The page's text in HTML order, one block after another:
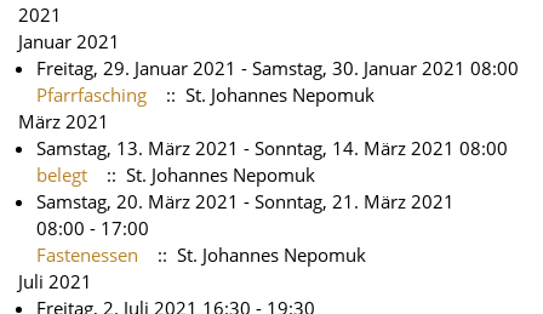
2021
Januar 2021
Freitag, 29. Januar 2021 - Samstag, 30. Januar 2021 08:00
Pfarrfasching
:: St. Johannes Nepomuk
März 2021
Samstag, 13. März 2021 - Sonntag, 14. März 2021 08:00
belegt
:: St. Johannes Nepomuk
Samstag, 20. März 2021 - Sonntag, 21. März 2021
08:00 - 17:00
Fastenessen
:: St. Johannes Nepomuk
Juli 2021
Freitag, 2. Juli 2021 16:30 - 19:30